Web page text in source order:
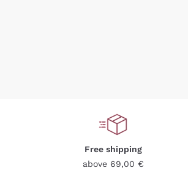
Free shipping
above 69,00 €